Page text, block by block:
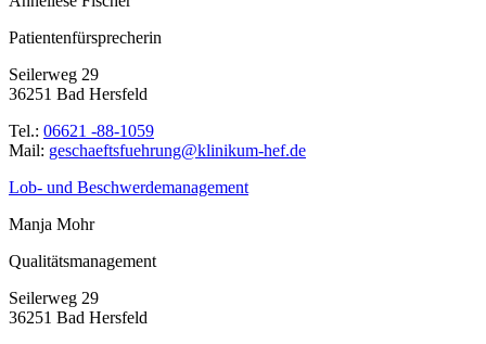
Patientenfürsprecherin
Seilerweg 29
36251 Bad Hersfeld
Tel.: 06621 -88-1059
Mail: ed.feh-mukinilk@gnurheufstfeahcseg
Lob- und Beschwerdemanagement
Manja Mohr
Qualitätsmanagement
Seilerweg 29
36251 Bad Hersfeld